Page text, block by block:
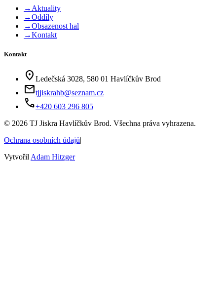
→ Aktuality
→Oddíly
→Obsazenost hal
→Kontakt
Kontakt
location_on Ledečská 3028, 580 01 Havlíčkův Brod
mailtjjiskrahb@seznam.cz
phone+420 603 296 805
© 2026 TJ Jiskra Havlíčkův Brod. Všechna práva vyhrazena.
Ochrana osobních údajů|
Vytvořil Adam Hitzger